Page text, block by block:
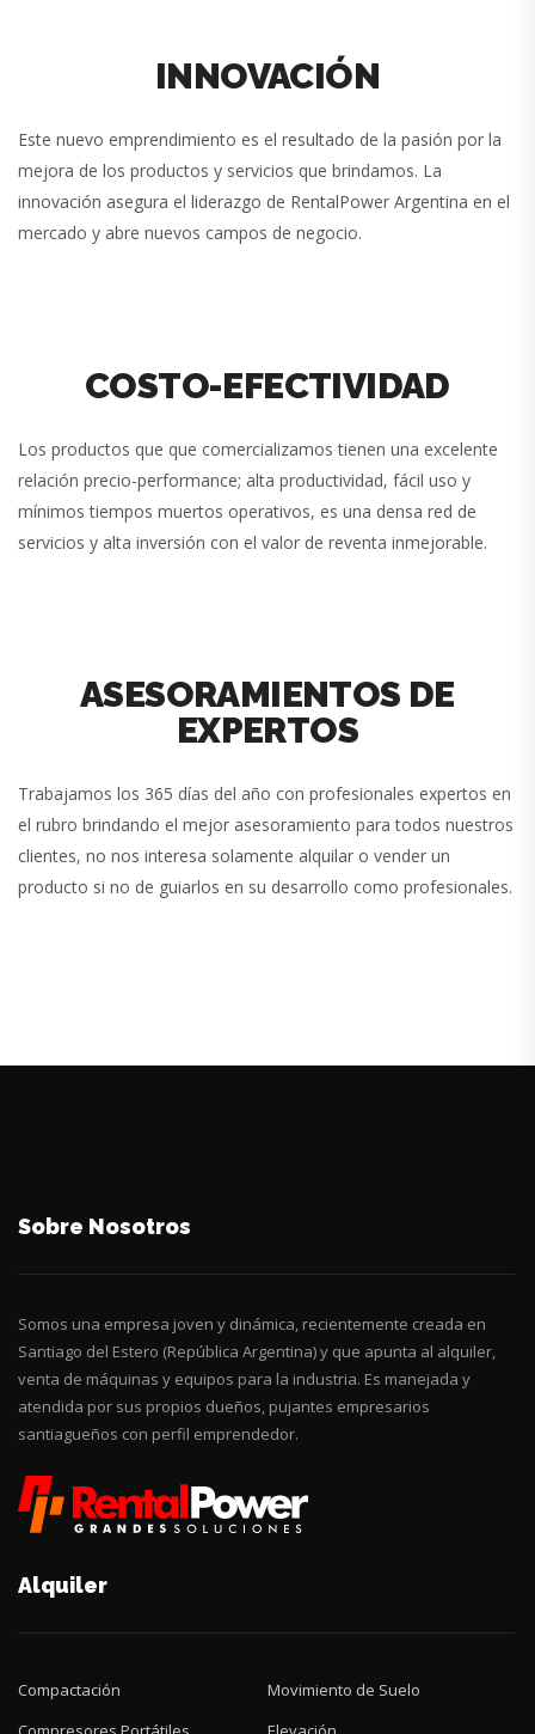
INNOVACIÓN
Este nuevo emprendimiento es el resultado de la pasión por la
mejora de los productos y servicios que brindamos. La
innovación asegura el liderazgo de RentalPower Argentina en el
mercado y abre nuevos campos de negocio.
COSTO-EFECTIVIDAD
Los productos que que comercializamos tienen una excelente
relación precio-performance; alta productividad, fácil uso y
mínimos tiempos muertos operativos, es una densa red de
servicios y alta inversión con el valor de reventa inmejorable.
ASESORAMIENTOS DE
EXPERTOS
Trabajamos los 365 días del año con profesionales expertos en
el rubro brindando el mejor asesoramiento para todos nuestros
clientes, no nos interesa solamente alquilar o vender un
producto si no de guiarlos en su desarrollo como profesionales.
Sobre Nosotros
Somos una empresa joven y dinámica, recientemente creada en
Santiago del Estero (República Argentina) y que apunta al alquiler,
venta de máquinas y equipos para la industria. Es manejada y
atendida por sus propios dueños, pujantes empresarios
santiagueños con perfil emprendedor.
Alquiler
Compactación
Movimiento de Suelo